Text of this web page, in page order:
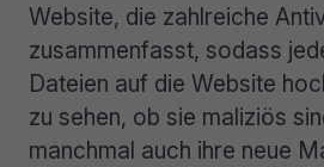
Website, die zahlreiche
zusammenfasst, sodass
Dateien auf die Website
zu sehen, ob sie maliziös
manchmal auch ihre neue